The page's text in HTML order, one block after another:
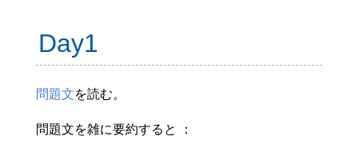
Day1
問題文を読む。
問題文を雑に要約すると ：